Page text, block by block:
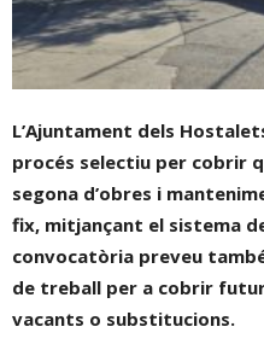
L’Ajuntament dels
procés selectiu per cobrir
segona d’obres i
fix, mitjançant el sistema
convocatòria preveu
de treball per a cobrir
vacants o substitucions.